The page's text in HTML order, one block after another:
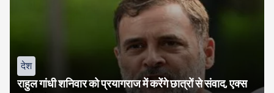
देश
राहुल गांधी शनिवार को प्रयागराज में करेंगे छात्रों से संवाद, एक्स